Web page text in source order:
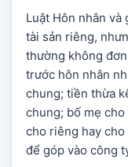
Luật Hôn nhân
tài sản riêng,
thường không
trước hôn nhân
chung; tiền thừa
chung; bố mẹ
cho riêng hay
để góp vào công